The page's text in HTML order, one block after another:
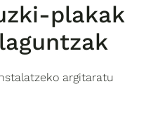
plakak
argitaratu